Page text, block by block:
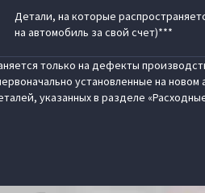
Детали, на которые
на автомобиль за свой счет)***
только на дефекты
установленные на
указанных в разделе